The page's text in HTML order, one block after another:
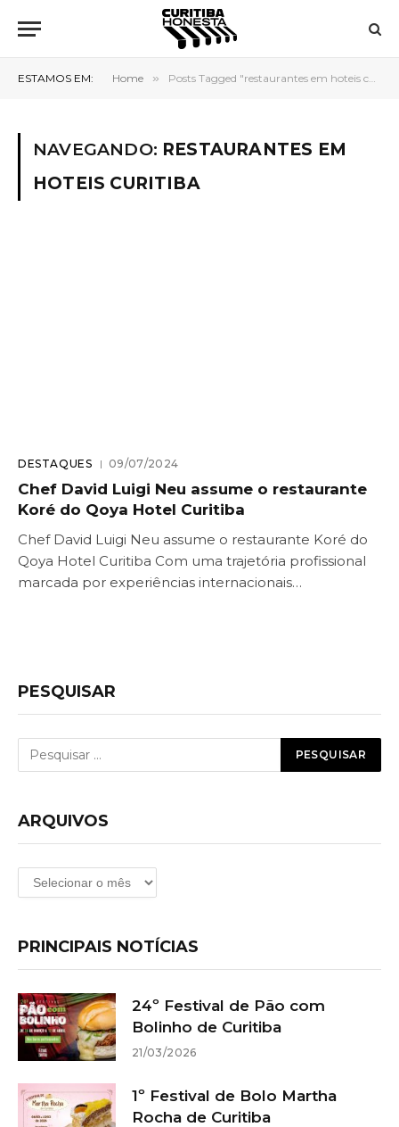
ESTAMOS EM: Home » Posts Tagged "restaurantes em hoteis curitiba"
NAVEGANDO: RESTAURANTES EM
HOTEIS CURITIBA
DESTAQUES 09/07/2024
Chef David Luigi Neu assume o restaurante
Koré do Qoya Hotel Curitiba
Chef David Luigi Neu assume o restaurante Koré do
Qoya Hotel Curitiba Com uma trajetória profissional
marcada por experiências internacionais…
PESQUISAR
ARQUIVOS
Arquivos
PRINCIPAIS NOTÍCIAS
24º Festival de Pão com
Bolinho de Curitiba
21/03/2026
1º Festival de Bolo Martha
Rocha de Curitiba